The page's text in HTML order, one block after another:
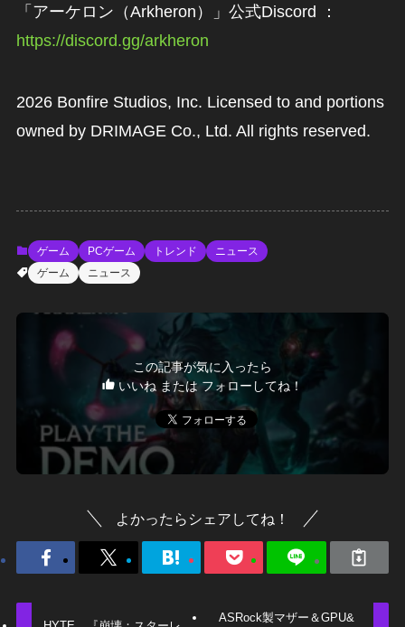
「アーケロン（Arkheron）」公式Discord ：
https://discord.gg/arkheron
2026 Bonfire Studios, Inc. Licensed to and portions
owned by DRIMAGE Co., Ltd. All rights reserved.
ゲーム PCゲーム トレンド
ニュース
ゲーム
ニュース
この記事が気に入ったら
いいね または フォローしてね！
よかったらシェアしてね！
ASRock製マザー＆GPU&